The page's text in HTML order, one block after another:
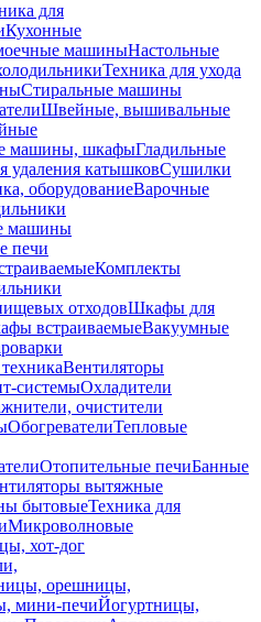
для
Кухонные
машиныНастольные
Техника для ухода
Стиральные машины
Швейные, вышивальные
машины, шкафыГладильные
удаления катышковСушилки
оборудованиеВарочные
машины
печи
Комплекты
отходовШкафы для
встраиваемыеВакуумные
Вентиляторы
системыОхладители
очистители
ОбогревателиТепловые
Отопительные печиБанные
вытяжные
бытовыеТехника для
Микроволновые
хот-дог
орешницы,
мини-печиЙогуртницы,